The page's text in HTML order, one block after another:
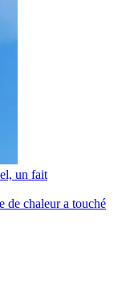
un fait
de chaleur a touché